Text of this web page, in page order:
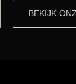
BEKIJK